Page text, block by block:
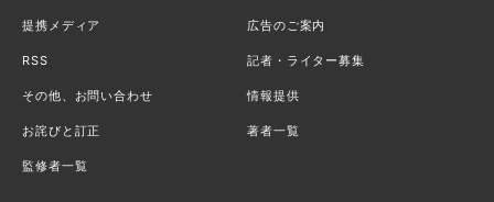
提携メディア 広告のご案内
RSS 記者・ライター募集
その他、お問い合わせ 情報提供
お詫びと訂正 著者一覧
監修者一覧